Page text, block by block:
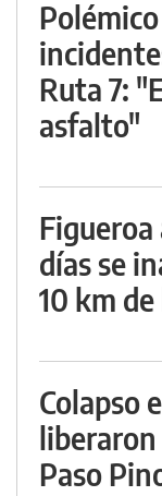
Ruta 7:
asfalto"
días se
10 km
Colapso
liberaron
Paso